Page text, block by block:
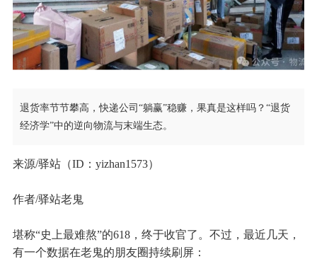
退货率节节攀高，快递公司“躺赢”稳赚，果真是这样吗？“退货
经济学”中的逆向物流与末端生态。
来源/驿站（ID：yizhan1573）
作者/驿站老鬼
堪称“史上最难熬”的618，终于收官了。不过，最近几天，
有一个数据在老鬼的朋友圈持续刷屏：